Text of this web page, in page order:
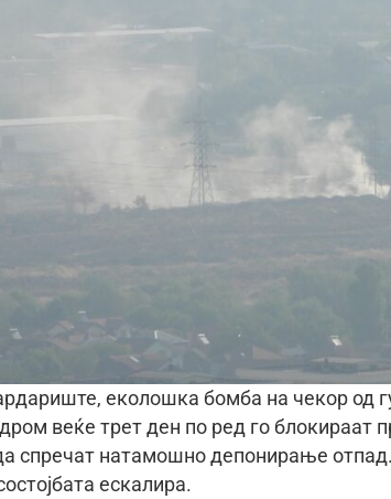
еколошка бомба на чекор од
веќе трет ден по ред го блокираат
спречат натамошно депонирање
ескалира.